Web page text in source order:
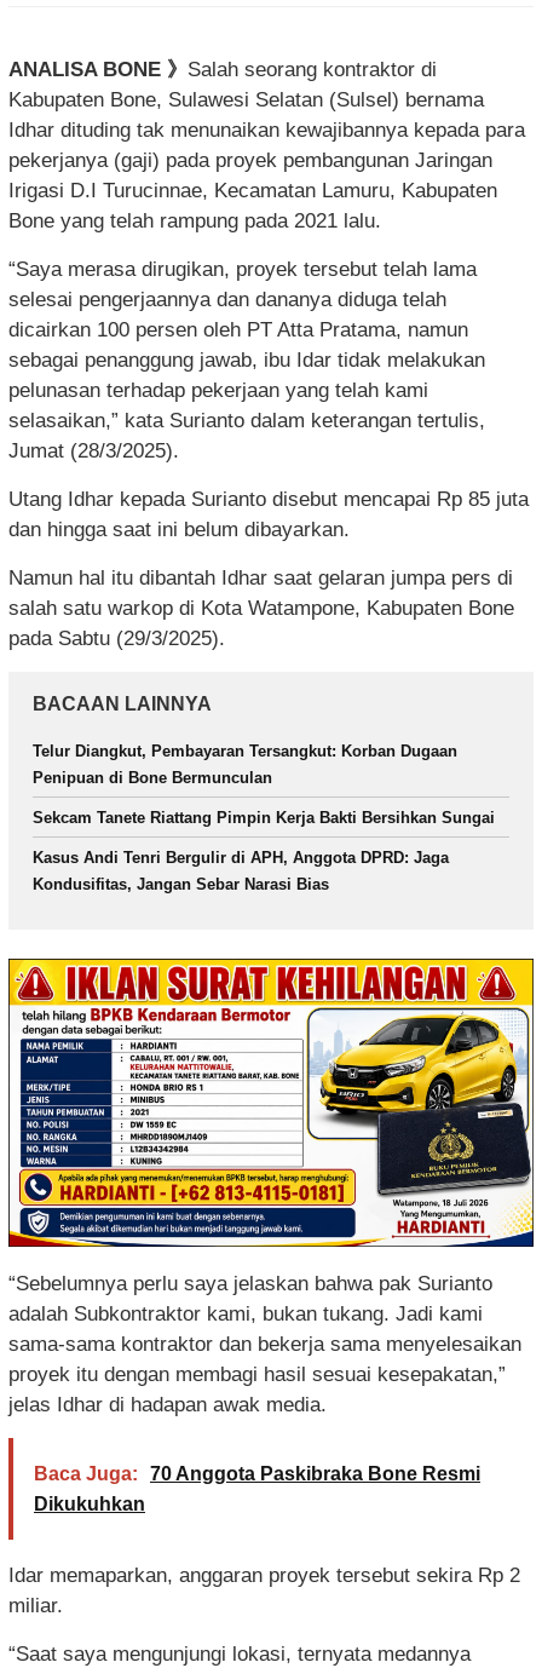
ANALISA BONE 》 Salah seorang kontraktor di
Kabupaten Bone, Sulawesi Selatan (Sulsel) bernama
Idhar dituding tak menunaikan kewajibannya kepada para
pekerjanya (gaji) pada proyek pembangunan Jaringan
Irigasi D.I Turucinnae, Kecamatan Lamuru, Kabupaten
Bone yang telah rampung pada 2021 lalu.
“Saya merasa dirugikan, proyek tersebut telah lama
selesai pengerjaannya dan dananya diduga telah
dicairkan 100 persen oleh PT Atta Pratama, namun
sebagai penanggung jawab, ibu Idar tidak melakukan
pelunasan terhadap pekerjaan yang telah kami
selasaikan,” kata Surianto dalam keterangan tertulis,
Jumat (28/3/2025).
Utang Idhar kepada Surianto disebut mencapai Rp 85 juta
dan hingga saat ini belum dibayarkan.
Namun hal itu dibantah Idhar saat gelaran jumpa pers di
salah satu warkop di Kota Watampone, Kabupaten Bone
pada Sabtu (29/3/2025).
BACAAN LAINNYA
Telur Diangkut, Pembayaran Tersangkut: Korban Dugaan
Penipuan di Bone Bermunculan
Sekcam Tanete Riattang Pimpin Kerja Bakti Bersihkan Sungai
Kasus Andi Tenri Bergulir di APH, Anggota DPRD: Jaga
Kondusifitas, Jangan Sebar Narasi Bias
“Sebelumnya perlu saya jelaskan bahwa pak Surianto
adalah Subkontraktor kami, bukan tukang. Jadi kami
sama-sama kontraktor dan bekerja sama menyelesaikan
proyek itu dengan membagi hasil sesuai kesepakatan,”
jelas Idhar di hadapan awak media.
Baca Juga:
70 Anggota Paskibraka Bone Resmi
Dikukuhkan
Idar memaparkan, anggaran proyek tersebut sekira Rp 2
miliar.
“Saat saya mengunjungi lokasi, ternyata medannya